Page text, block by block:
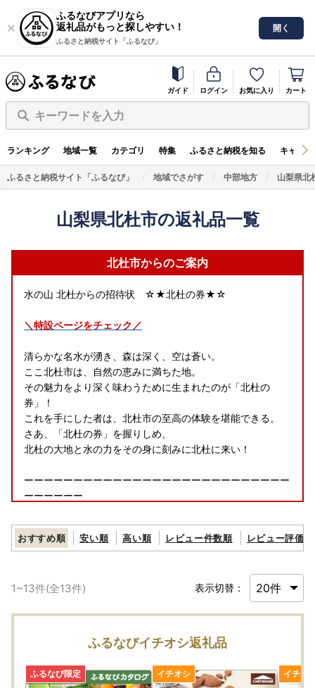
ふるなびアプリなら
返礼品がもっと探しやすい！
ふるさと納税サイト「ふるなび」
開く
ガイド ログイン お気に入り カート
キーワードを入力
ランキング 地域一覧 カテゴリ 特集 ふるさと納税を知る キャン
ふるさと納税サイト「ふるなび」 地域でさがす 中部地方 山梨県北
山梨県北杜市の返礼品一覧
北杜市からのご案内
水の山 北杜からの招待状 ☆★北杜の券★☆
＼特設ページをチェック／
清らかな名水が湧き、森は深く、空は蒼い。
ここ北杜市は、自然の恵みに満ちた地。
その魅力をより深く味わうために生まれたのが「北杜の
券」！
これを手にした者は、北杜市の至高の体験を堪能できる。
さあ、「北杜の券」を握りしめ、
北杜の大地と水の力をその身に刻みに北杜に来い！
ーーーーーーーーーーーーーーーーーーーーーーーーーーー
ーーーーーー
＼マイナンバーカードをお持ちの方へ朗報／第二弾！！
「ふるまど」を使えば、スマホやパソコンで複数自治体の管
「IAM＜アイアム＞」と併用して使用するとスマホでワンス
トップ特例申請が完結！
※パソコンを利用する場合でも「ふるまど」は利用できます
おすすめ順 安い順 高い順 レビュー件数順 レビュー評価順
1~13件(全13件) 表示切替：
ふるなびイチオシ返礼品